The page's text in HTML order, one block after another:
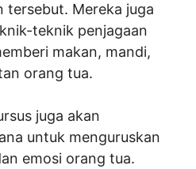
tersebut. Mereka juga
teknik penjagaan
makan, mandi,
orang tua.
juga akan
untuk menguruskan
emosi orang tua.